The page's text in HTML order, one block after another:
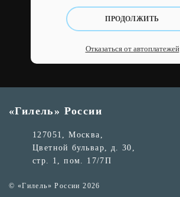
ПРОДОЛЖИТЬ
Отказаться от автоплатежей
«Гилель» России
127051, Москва,
Цветной бульвар, д. 30,
стр. 1, пом. 17/7П
© «Гилель» России 2026